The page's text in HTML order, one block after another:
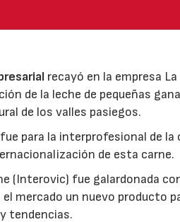
recayó en la empresa
de la leche de pequeñas
de los valles pasiegos.
fue para la interprofesional de la
de esta carne.
(Interovic) fue galardonada
mercado un nuevo producto
tendencias.